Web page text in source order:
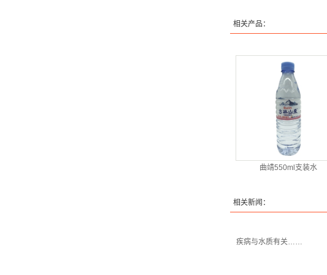
相关产品：
曲靖550ml支装水
相关新闻：
疾病与水质有关……